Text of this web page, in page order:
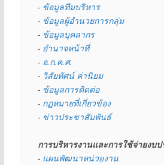
- ข้อมูลทีมบริหาร
- ข้อมูลผู้อำนวยการกลุ่ม
- ข้อมูลบุคลากร
- อำนาจหน้าที่
- อ.ก.ค.ศ.
- วิสัยทัศน์ ค่านิยม
- ข้อมูลการติดต่อ
- กฏหมายที่เกี่ยวข้อง
- ข่าวประชาสัมพันธ์
การบริหารงานและการใช้จ่ายงบ
- แผนพัฒนาหน่วยงาน